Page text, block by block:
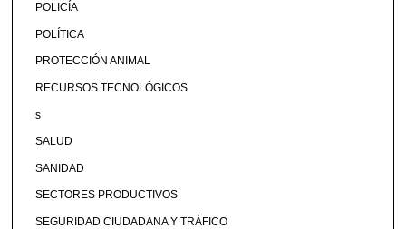
POLICÍA
POLÍTICA
PROTECCIÓN ANIMAL
RECURSOS TECNOLÓGICOS
s
SALUD
SANIDAD
SECTORES PRODUCTIVOS
SEGURIDAD CIUDADANA Y TRÁFICO